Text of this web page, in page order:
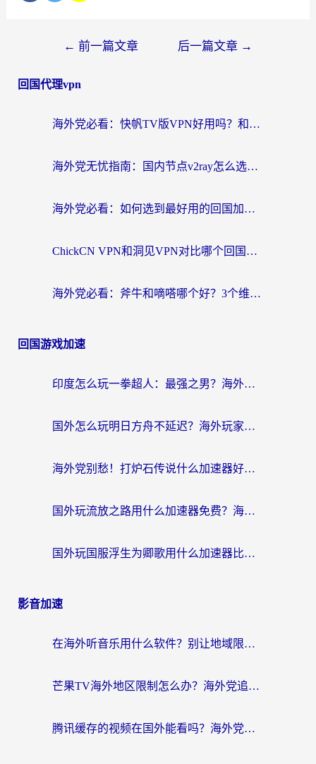
← 前一篇文章 后一篇文章 →
回国代理vpn
海外党必看：快帆TV版VPN好用吗？和快游VPN对比哪个回国效果更好？附实用避坑指南
海外党无忧指南：国内节点v2ray怎么选？一键回国VPN+多场景实测帮你避坑
海外党必看：如何选到最好用的回国加速器？从节点到售后的全维度指南
ChickCN VPN和洞见VPN对比哪个回国效果更好？海外党亲测3款加速器+避坑指南
海外党必看：斧牛和嘀嗒哪个好？3个维度教你选对回国加速器
回国游戏加速
印度怎么玩一拳超人：最强之男？海外党国服游戏加速避坑指南
国外怎么玩明日方舟不延迟？海外玩家国服游戏加速终极指南（附DNF梦幻诛仙解决方案）
海外党别愁！打炉石传说什么加速器好用？3个实用技巧解决国服游戏卡顿
国外玩流放之路用什么加速器免费？海外党亲测有效的国服游戏加速指南
国外玩国服浮生为卿歌用什么加速器比较好？海外党亲测不踩坑指南
影音加速
在海外听音乐用什么软件？别让地域限制断了你的华语歌单
芒果TV海外地区限制怎么办？海外党追剧看片的实用加速器选择指南
腾讯缓存的视频在国外能看吗？海外党追剧看片的终极解决方案